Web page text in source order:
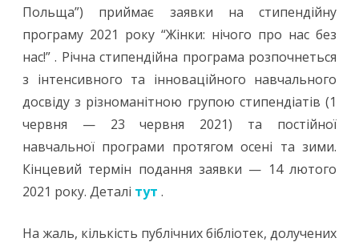
Польща”) приймає заявки на стипендійну
програму 2021 року “Жінки: нічого про нас без
нас!” . Річна стипендійна програма розпочнеться
з інтенсивного та інноваційного навчального
досвіду з різноманітною групою стипендіатів (1
червня — 23 червня 2021) та постійної
навчальної програми протягом осені та зими.
Кінцевий термін подання заявки — 14 лютого
2021 року. Деталі тут .
На жаль, кількість публічних бібліотек, долучених